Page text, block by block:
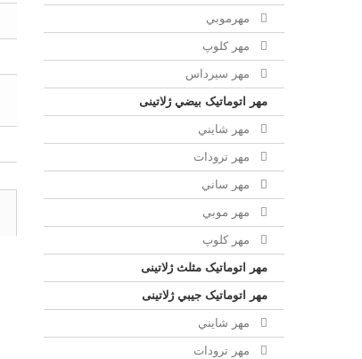
مهرموبي
مهر كلوپ
مهر سيرداس
مهر اتوماتیک بيضي ژلاتینی
مهر شايني
مهر ترودات
مهر ساني
مهر موبي
مهر كلوپ
مهر اتوماتیک مثلث ژلاتینی
مهر اتوماتیک جيبي ژلاتینی
مهر شايني
مهر ترودات